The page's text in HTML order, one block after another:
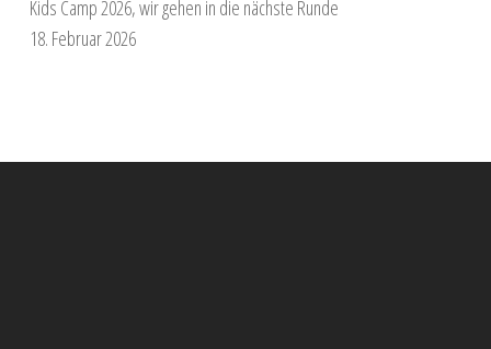
Kids Camp 2026, wir gehen in die nächste Runde
18. Februar 2026